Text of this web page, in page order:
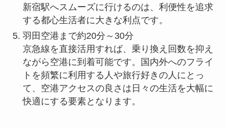
新宿駅へスムーズに行けるのは、利便性を追求
する都心生活者に大きな利点です。
羽田空港まで約20分～30分
京急線を直接活用すれば、乗り換え回数を抑え
ながら空港に到着可能です。国内外へのフライ
トを頻繁に利用する人や旅行好きの人にとっ
て、空港アクセスの良さは日々の生活を大幅に
快適にする要素となります。